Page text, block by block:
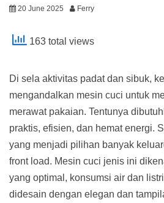
20 June 2025 Ferry
163 total views
Di sela aktivitas padat dan sibuk,
mengandalkan mesin cuci untuk
merawat pakaian. Tentunya
praktis, efisien, dan hemat energi.
yang menjadi pilihan banyak
front load. Mesin cuci jenis ini
yang optimal, konsumsi air dan
didesain dengan elegan dan